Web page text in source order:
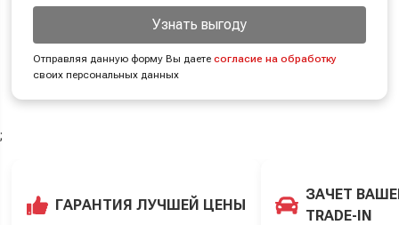
Узнать выгоду
Отправляя данную форму Вы даетесогласие на обработку
своих персональных данных
;
ГАРАНТИЯ ЛУЧШЕЙ ЦЕНЫ
ЗАЧЕТ
TRADE-IN